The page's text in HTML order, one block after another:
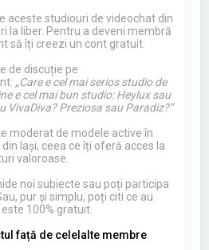
aceste studiouri de videochat din
la liber. Pentru a deveni membră
să îți creezi un cont gratuit.
de discuție pe
„Care e cel mai serios studio de
e cel mai bun studio: Heylux sau
VivaDiva? Preziosa sau Paradiz?”
moderat de modele active în
Iași, ceea ce îți oferă acces la
valoroase.
noi subiecte sau poți participa
pur și simplu, poți citi ce au
100% gratuit.
față de celelalte membre